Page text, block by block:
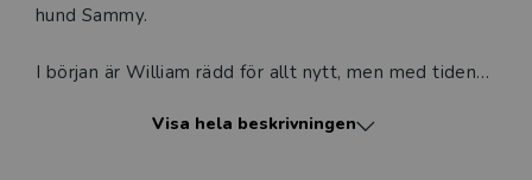
hund Sammy.
I början är William rädd för allt nytt, men med tiden
Sammy. William börjar sakta men säkert må bättre
Visa hela beskrivningen